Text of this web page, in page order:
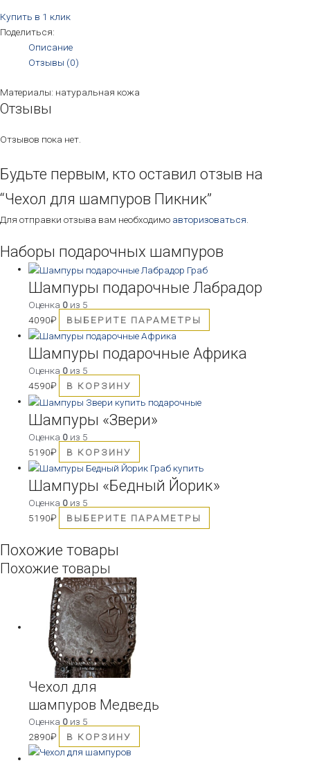
Купить в 1 клик
Поделиться:
Описание
Отзывы (0)
Материалы: натуральная кожа
Отзывы
Отзывов пока нет.
Будьте первым, кто оставил отзыв на
“Чехол для шампуров Пикник”
Для отправки отзыва вам необходимо авторизоваться
Наборы подарочных шампуров
Шампуры подарочные Лабрадор
Оценка 0 из 5
4090₽ ВЫБЕРИТЕ ПАРАМЕТРЫ
Шампуры подарочные Африка
Оценка 0 из 5
4590₽ В КОРЗИНУ
Шампуры «Звери»
Оценка 0 из 5
5190₽ В КОРЗИНУ
Шампуры «Бедный Йорик»
Оценка 0 из 5
5190₽ ВЫБЕРИТЕ ПАРАМЕТРЫ
Похожие товары
Похожие товары
Чехол для
шампуров Медведь
Оценка 0 из 5
2890₽ В КОРЗИНУ